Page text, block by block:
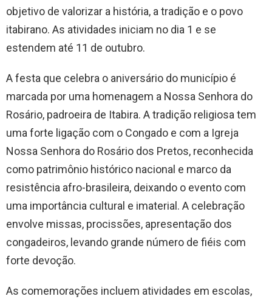
objetivo de valorizar a história, a tradição e o povo
itabirano. As atividades iniciam no dia 1 e se
estendem até 11 de outubro.
A festa que celebra o aniversário do município é
marcada por uma homenagem a Nossa Senhora do
Rosário, padroeira de Itabira. A tradição religiosa tem
uma forte ligação com o Congado e com a Igreja
Nossa Senhora do Rosário dos Pretos, reconhecida
como patrimônio histórico nacional e marco da
resistência afro-brasileira, deixando o evento com
uma importância cultural e imaterial. A celebração
envolve missas, procissões, apresentação dos
congadeiros, levando grande número de fiéis com
forte devoção.
As comemorações incluem atividades em escolas,